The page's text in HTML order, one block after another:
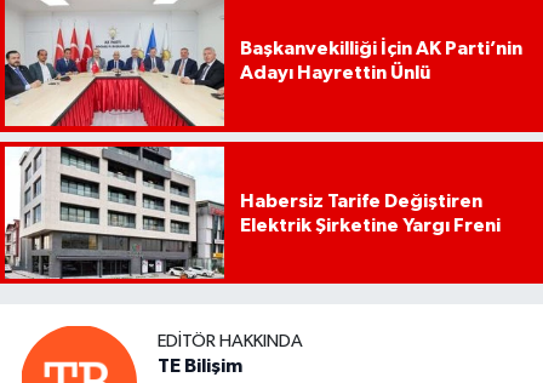
Başkanvekilliği İçin AK Parti’nin
Adayı Hayrettin Ünlü
Habersiz Tarife Değiştiren
Elektrik Şirketine Yargı Freni
EDITÖR HAKKINDA
TE Bilişim